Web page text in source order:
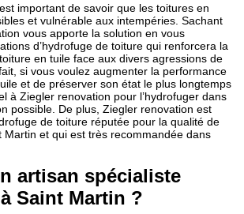
important de savoir que les toitures en
et vulnérable aux intempéries. Sachant
vous apporte la solution en vous
d’hydrofuge de toiture qui renforcera la
en tuile face aux divers agressions de
si vous voulez augmenter la performance
et de préserver son état le plus longtemps
à Ziegler renovation pour l’hydrofuger dans
possible. De plus, Ziegler renovation est
de toiture réputée pour la qualité de
Martin et qui est très recommandée dans
artisan spécialiste
Saint Martin ?